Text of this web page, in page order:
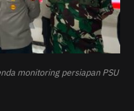
monitoring persiapan PSU